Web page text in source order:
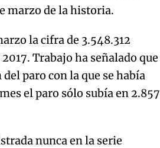
marzo de la historia.
la cifra de 3.548.312
Trabajo ha señalado que
paro con la que se había
el paro sólo subía en 2.857
nunca en la serie